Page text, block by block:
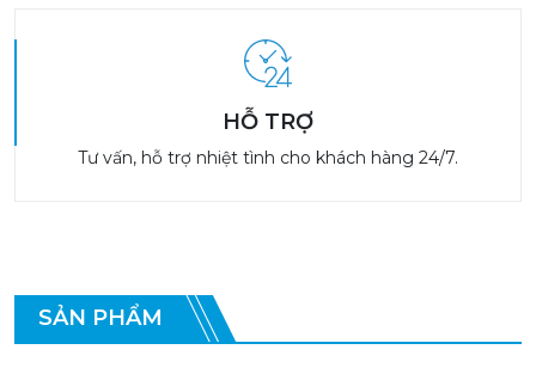
HỖ TRỢ
Tư vấn, hỗ trợ nhiệt tình cho khách hàng 24/7.
SẢN PHẨM